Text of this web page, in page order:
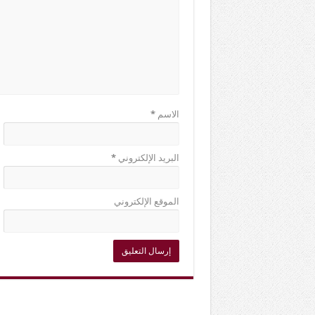
الاسم*
البريد الإلكتروني*
الموقع الإلكتروني